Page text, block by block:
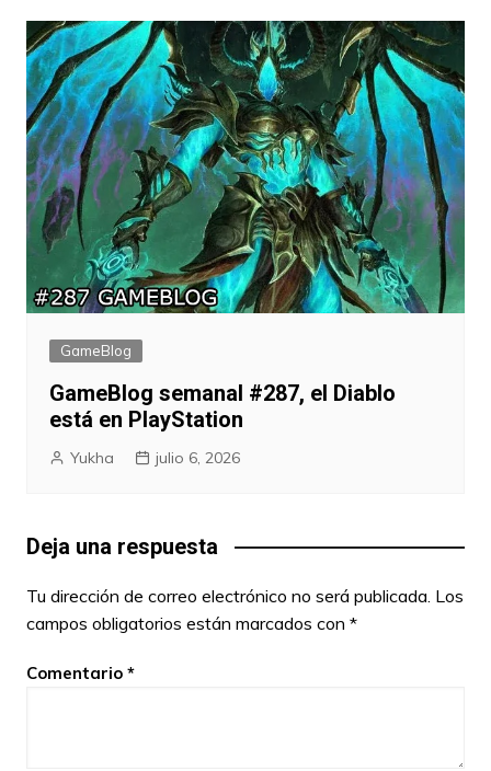
GameBlog
GameBlog semanal #287, el Diablo
está en PlayStation
Yukha julio 6, 2026
Deja una respuesta
Tu dirección de correo electrónico no será publicada. Los
campos obligatorios están marcados con *
Comentario *